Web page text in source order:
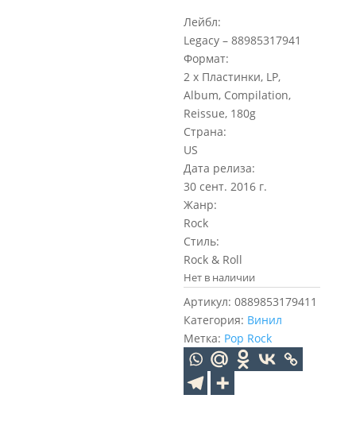
Лейбл:
Legacy – 88985317941
Формат:
2 x Пластинки, LP,
Album, Compilation,
Reissue, 180g
Страна:
US
Дата релиза:
30 сент. 2016 г.
Жанр:
Rock
Стиль:
Rock & Roll
Нет в наличии
Артикул:0889853179411
Категория: Винил
Метка: Pop Rock